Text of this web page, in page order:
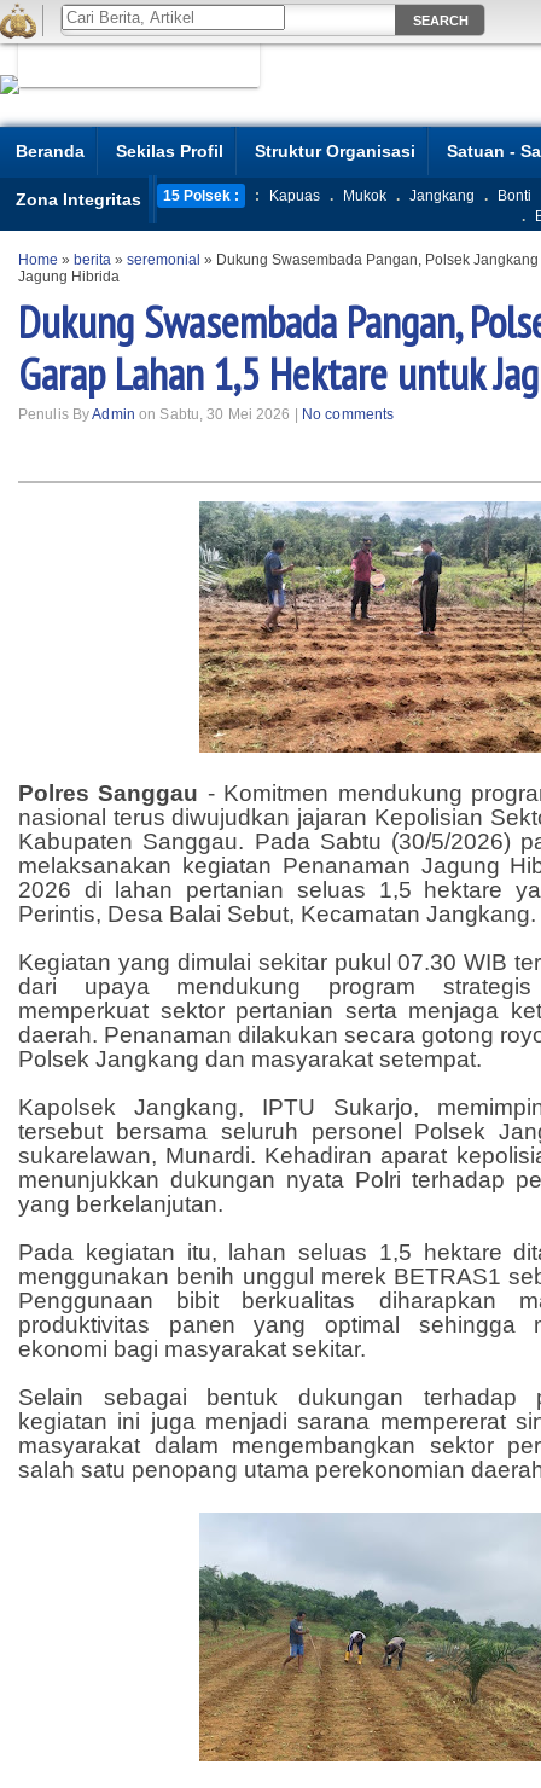
Beranda Sekilas Profil Struktur Organisasi Satuan -
Zona Integritas 15 Polsek : : Kapuas . Mukok . Jangkang .
Bonti
.
Home » berita » seremonial » Dukung Swasembada Pangan, Polsek
Jagung Hibrida
Dukung Swasembada Pangan,
Garap Lahan 1,5 Hektare untuk
Penulis ByAdmin on Sabtu, 30 Mei 2026 | No comments
Polres Sanggau - Komitmen mendukung
nasional terus diwujudkan jajaran Kepolisian
Kabupaten Sanggau. Pada Sabtu (30/5/2026)
melaksanakan kegiatan Penanaman Jagung
2026 di lahan pertanian seluas 1,5 hektare
Perintis, Desa Balai Sebut, Kecamatan Jangkang.
Kegiatan yang dimulai sekitar pukul 07.30 WIB
dari upaya mendukung program
memperkuat sektor pertanian serta menjaga
daerah. Penanaman dilakukan secara gotong
Polsek Jangkang dan masyarakat setempat.
Kapolsek Jangkang, IPTU Sukarjo,
tersebut bersama seluruh personel Polsek
sukarelawan, Munardi. Kehadiran aparat
menunjukkan dukungan nyata Polri terhadap
yang berkelanjutan.
Pada kegiatan itu, lahan seluas 1,5 hektare
menggunakan benih unggul merek BETRAS1
Penggunaan bibit berkualitas diharapkan
produktivitas panen yang optimal sehingga
ekonomi bagi masyarakat sekitar.
Selain sebagai bentuk dukungan terhadap
kegiatan ini juga menjadi sarana mempererat
masyarakat dalam mengembangkan sektor
salah satu penopang utama perekonomian